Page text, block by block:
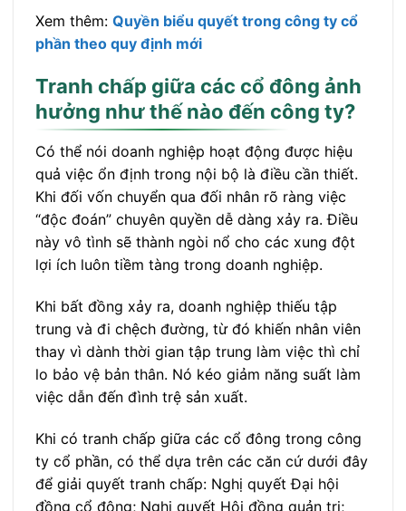
Xem thêm: Quyền biểu quyết trong công ty cổ
phần theo quy định mới
Tranh chấp giữa các cổ đông ảnh
hưởng như thế nào đến công ty?
Có thể nói doanh nghiệp hoạt động được hiệu
quả việc ổn định trong nội bộ là điều cần thiết.
Khi đối vốn chuyển qua đối nhân rõ ràng việc
“độc đoán” chuyên quyền dễ dàng xảy ra. Điều
này vô tình sẽ thành ngòi nổ cho các xung đột
lợi ích luôn tiềm tàng trong doanh nghiệp.
Khi bất đồng xảy ra, doanh nghiệp thiếu tập
trung và đi chệch đường, từ đó khiến nhân viên
thay vì dành thời gian tập trung làm việc thì chỉ
lo bảo vệ bản thân. Nó kéo giảm năng suất làm
việc dẫn đến đình trệ sản xuất.
Khi có tranh chấp giữa các cổ đông trong công
ty cổ phần, có thể dựa trên các căn cứ dưới đây
để giải quyết tranh chấp: Nghị quyết Đại hội
đồng cổ đông; Nghị quyết Hội đồng quản trị;